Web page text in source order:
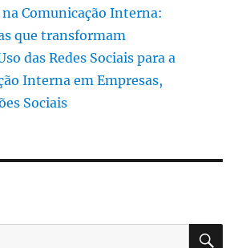
na Comunicação Interna:
que transformam
das Redes Sociais para a
Interna em Empresas,
Sociais